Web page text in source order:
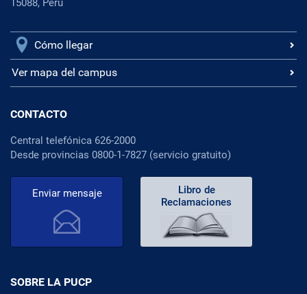
Cómo llegar
Ver mapa del campus
CONTACTO
Central telefónica 626-2000
Desde provincias 0800-1-7827 (servicio gratuito)
Enviar mensaje
Libro de
Reclamaciones
SOBRE LA PUCP